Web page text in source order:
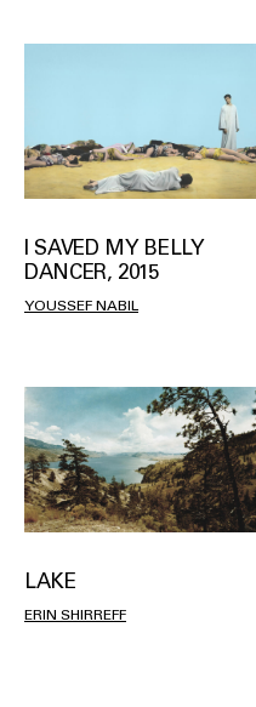
I SAVED MY BELLY
DANCER, 2015
YOUSSEF NABIL
LAKE
ERIN SHIRREFF